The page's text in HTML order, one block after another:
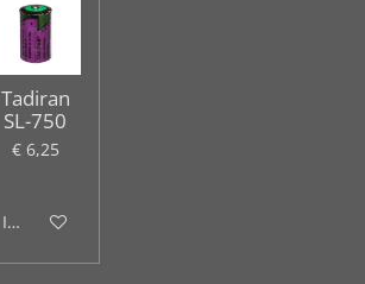
Tadiran
SL-750
€ 6,25
In winkelwagen